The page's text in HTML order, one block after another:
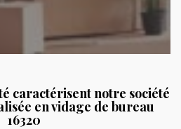
caractérisent notre société
en vidage de bureau
16320